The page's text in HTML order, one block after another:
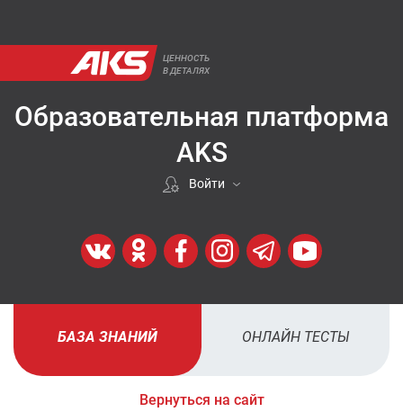
ЦЕННОСТЬ
В ДЕТАЛЯХ
Образовательная платформа
AKS
Войти
ВОЙТИ
Регистрация
ЗАРЕГИСТРИРОВАТЬСЯ
Вернуться на сайт
БАЗА ЗНАНИЙ ОНЛАЙН ТЕСТЫ